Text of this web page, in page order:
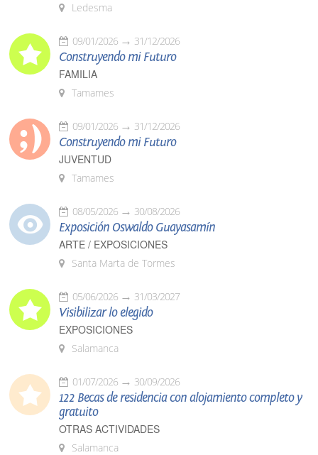
Ledesma
09/01/2026 31/12/2026
Construyendo mi Futuro
FAMILIA
Tamames
09/01/2026 31/12/2026
Construyendo mi Futuro
JUVENTUD
Tamames
08/05/2026 30/08/2026
Exposición Oswaldo Guayasamín
ARTE / EXPOSICIONES
Santa Marta de Tormes
05/06/2026 31/03/2027
Visibilizar lo elegido
EXPOSICIONES
Salamanca
01/07/2026 30/09/2026
122 Becas de residencia con alojamiento completo y
gratuito
OTRAS ACTIVIDADES
Salamanca